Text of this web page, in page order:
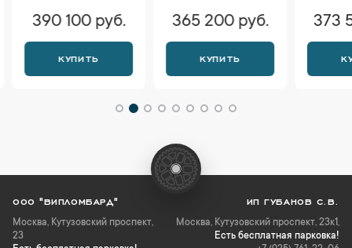
390 100 руб.
КУПИТЬ
365 200 руб.
КУПИТЬ
373
ООО "ВИПЛОМБАРД"
Москва, Кутузовский проспект,
23
ИП ГУБАНОВ С.В.
Москва, Кутузовский проспект, 23к1,
Есть бесплатная парковка!